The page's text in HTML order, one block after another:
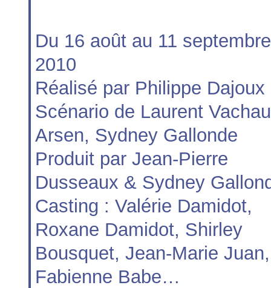
Du 16 août au 11 septembre
2010
Réalisé par Philippe Dajoux
Scénario de Laurent
Arsen, Sydney Gallonde
Produit par Jean-Pierre
Dusseaux & Sydney
Casting : Valérie Damidot,
Roxane Damidot, Shirley
Bousquet, Jean-Marie Juan,
Fabienne Babe…